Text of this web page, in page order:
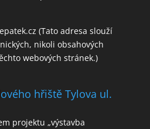
(Tato adresa slouží
nikoli obsahových
webových stránek.)
hřiště Tylova ul.
projektu „výstavba